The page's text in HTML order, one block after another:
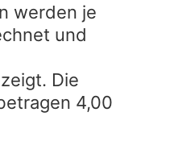
werden je
und
Die
4,00